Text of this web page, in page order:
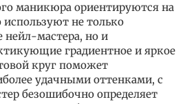
маникюра ориентируются на
используют не только
нейл-мастера, но и
градиентное и яркое
круг поможет
удачными оттенками, с
безошибочно определяет